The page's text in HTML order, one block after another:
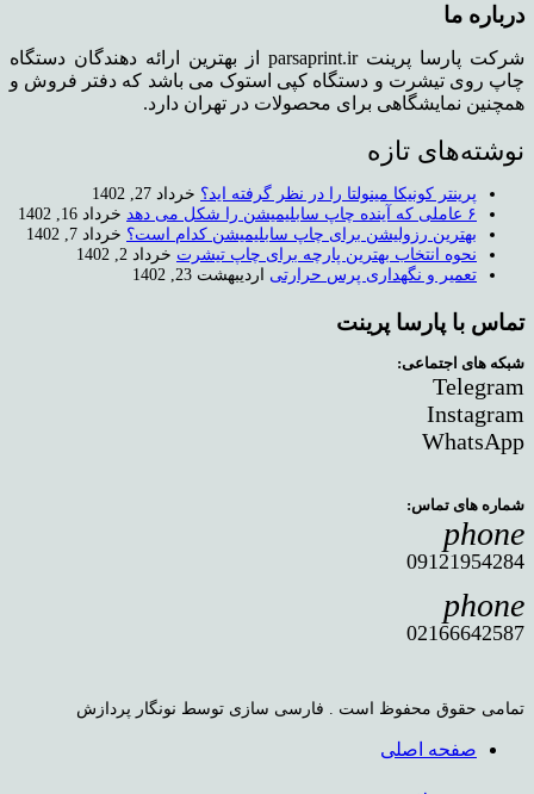
درباره ما
شرکت پارسا پرینت parsaprint.ir از بهترین ارائه دهندگان دستگاه
چاپ روی تیشرت و دستگاه کپی استوک می باشد که دفتر فروش و
همچنین نمایشگاهی برای محصولات در تهران دارد.
نوشته‌های تازه
پرینتر کونیکا مینولتا را در نظر گرفته اید؟ خرداد 27, 1402
۶ عاملی که آینده چاپ سابلیمیشن را شکل می دهد
خرداد 16, 1402
بهترین رزولیشن برای چاپ سابلیمیشن کدام است؟ خرداد 7, 1402
نحوه انتخاب بهترین پارچه برای چاپ تیشرت خرداد 2, 1402
تعمیر و نگهداری پرس حرارتی
اردیبهشت 23, 1402
تماس با پارسا پرینت
شبکه های اجتماعی:
Telegram
Instagram
WhatsApp
شماره های تماس:
phone
09121954284
phone
02166642587
تمامی حقوق محفوظ است . فارسی سازی توسط نونگار پردازش
صفحه اصلی